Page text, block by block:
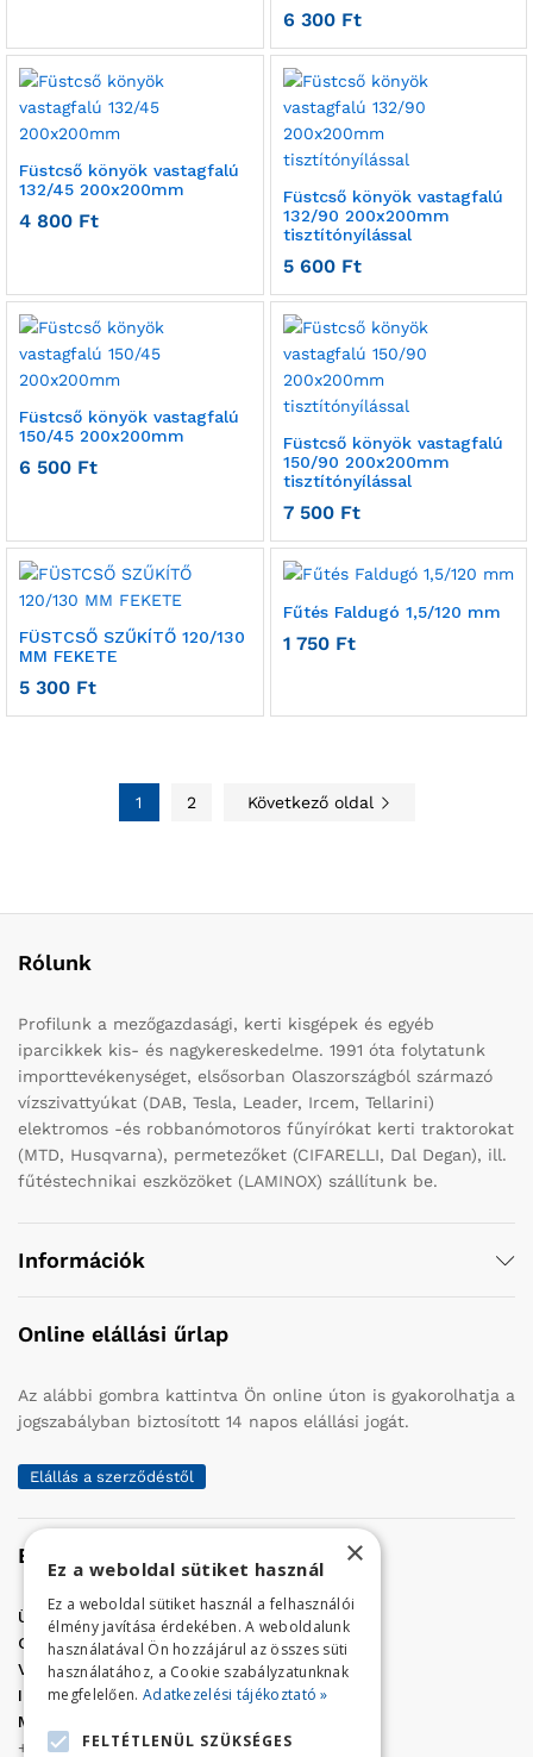
6 300 Ft
Füstcső könyök vastagfalú
132/45 200x200mm
4 800 Ft
Füstcső könyök vastagfalú
132/90 200x200mm
tisztítónyílással
5 600 Ft
Füstcső könyök vastagfalú
150/45 200x200mm
6 500 Ft
Füstcső könyök vastagfalú
150/90 200x200mm
tisztítónyílással
7 500 Ft
FÜSTCSŐ SZŰKÍTŐ 120/130
MM FEKETE
5 300 Ft
Fűtés Faldugó 1,5/120 mm
1 750 Ft
1 2 Következő oldal
Rólunk
Profilunk a mezőgazdasági, kerti kisgépek és egyéb
iparcikkek kis- és nagykereskedelme. 1991 óta folytatunk
importtevékenységet, elsősorban Olaszországból származó
vízszivattyúkat (DAB, Tesla, Leader, Ircem, Tellarini)
elektromos -és robbanómotoros fűnyírókat kerti traktorokat
(MTD, Husqvarna), permetezőket (CIFARELLI, Dal Degan), ill.
fűtéstechnikai eszközöket (LAMINOX) szállítunk be.
Információk
Online elállási űrlap
Az alábbi gombra kattintva Ön online úton is gyakorolhatja a
jogszabályban biztosított 14 napos elállási jogát.
Elállás a szerződéstől
Elérhetőség
Üzletünk címe:
Szolnok, Vércse út 17.
Golf Center Áruház:06 (56) 423-324
VÁR-Kert Áruház: 06 (56) 429-771
Iroda:06 (56) 421-857
Megrendelés, termék információ:
+36 (70) 938-3356
×
Ez a weboldal sütiket használ
Ez a weboldal sütiket használ a felhasználói
élmény javítása érdekében. A weboldalunk
használatával Ön hozzájárul az összes süti
használatához, a Cookie szabályzatunknak
megfelelően. Adatkezelési tájékoztató »
FELTÉTLENÜL SZÜKSÉGES